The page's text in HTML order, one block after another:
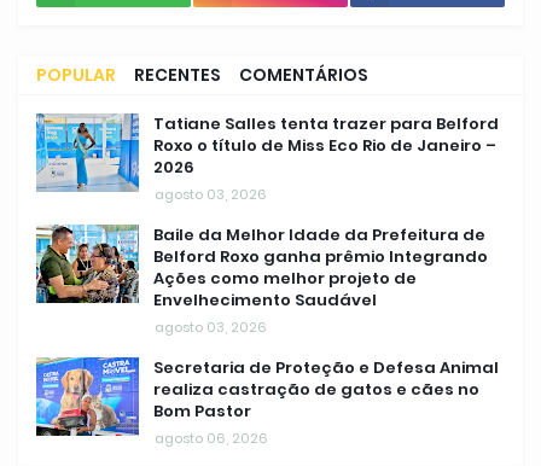
POPULAR RECENTES COMENTÁRIOS
Tatiane Salles tenta trazer para Belford
Roxo o título de Miss Eco Rio de Janeiro –
2026
agosto 03, 2026
Baile da Melhor Idade da Prefeitura de
Belford Roxo ganha prêmio Integrando
Ações como melhor projeto de
Envelhecimento Saudável
agosto 03, 2026
Secretaria de Proteção e Defesa Animal
realiza castração de gatos e cães no
Bom Pastor
agosto 06, 2026